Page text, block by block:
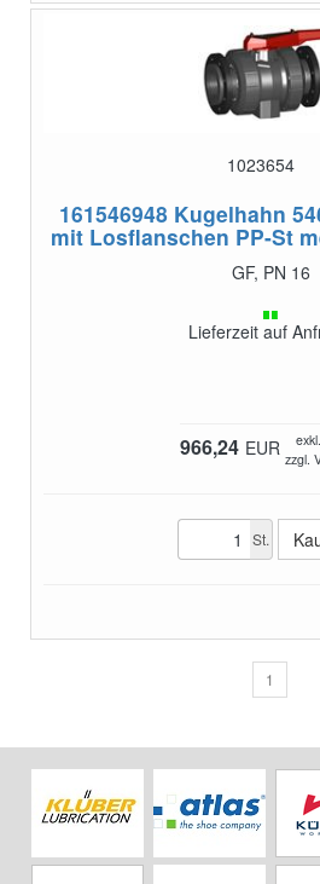
1023654
161546948 Kugelhahn
mit Losflanschen PP-St
GF, PN 16
Lieferzeit auf
966,24 EUR zzgl.
St.
1